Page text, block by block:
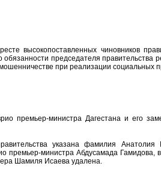
высокопоставленных чиновников
председателя правительства
при реализации социальных
премьер-министра Дагестана и его
указана фамилия Анатолия
премьер-министра Абдусамада Гамидова,
Шамиля Исаева удалена.